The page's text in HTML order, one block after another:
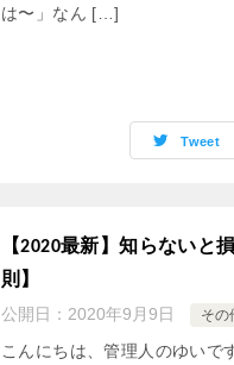
は〜」なん […]
Tweet
【2020最新】知らないと
則】
公開日： 2020年9月9日 その
こんにちは、管理人のゆいで